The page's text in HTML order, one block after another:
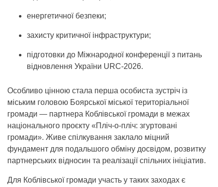
енергетичної безпеки;
захисту критичної інфраструктури;
підготовки до Міжнародної конференції з питань
відновлення України URC-2026.
Особливо цінною стала перша особиста зустріч із
міським головою Боярської міської територіальної
громади — партнера Коблівської громади в межах
національного проєкту «Пліч-о-пліч: згуртовані
громади». Живе спілкування заклало міцний
фундамент для подальшого обміну досвідом, розвитку
партнерських відносин та реалізації спільних ініціатив.
Для Коблівської громади участь у таких заходах є